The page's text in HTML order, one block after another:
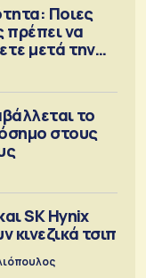
Ποιες
πρέπει να
μετά την
το
στους
SK Hynix
κινεζικά τσιπ